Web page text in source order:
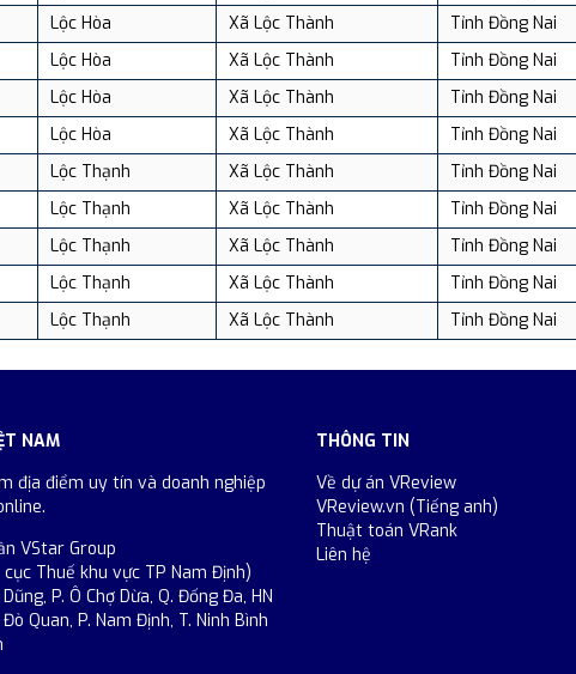
Lộc Hòa Xã Lộc Thành
Tỉnh Đồng Nai
Lộc Hòa Xã Lộc Thành
Tỉnh Đồng Nai
Lộc Hòa Xã Lộc Thành
Tỉnh Đồng Nai
Lộc Hòa Xã Lộc Thành
Tỉnh Đồng Nai
Lộc Thạnh Xã Lộc Thành
Tỉnh Đồng Nai
Lộc Thạnh Xã Lộc Thành
Tỉnh Đồng Nai
Lộc Thạnh Xã Lộc Thành
Tỉnh Đồng Nai
Lộc Thạnh Xã Lộc Thành
Tỉnh Đồng Nai
Lộc Thạnh Xã Lộc Thành Tỉnh Đồng Nai
NAM
địa điểm uy tín và doanh nghiệp
VStar Group
Thuế khu vực TP Nam Định)
P. Ô Chợ Dừa, Q. Đống Đa, HN
Quan, P. Nam Định, T. Ninh Bình
THÔNG TIN
Về dự án VReview
VReview.vn (Tiếng anh)
Thuật toán VRank
Liên hệ